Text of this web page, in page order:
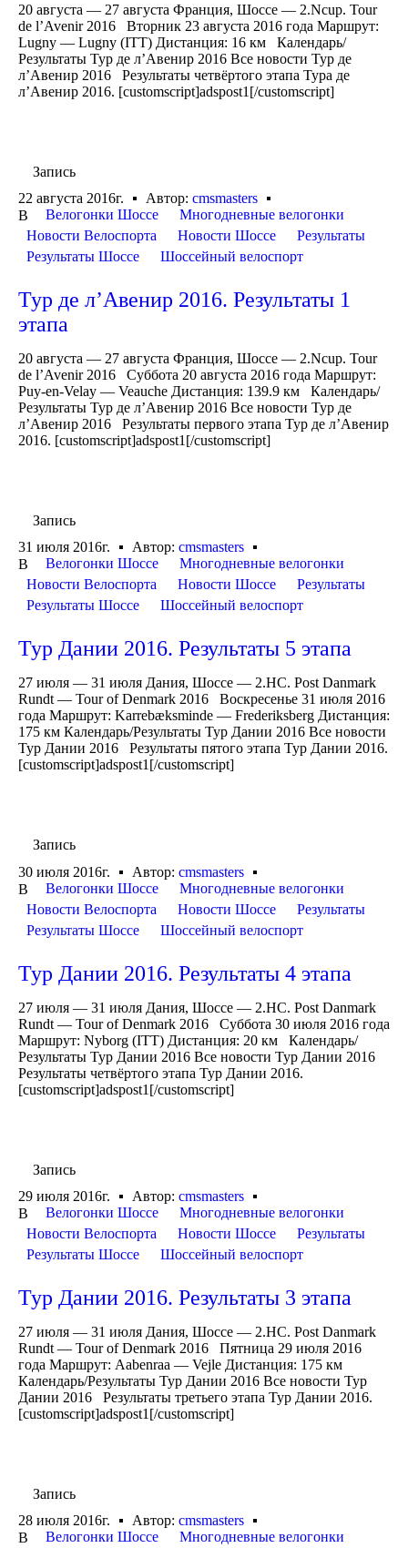
20 августа — 27 августа Франция, Шоссе — 2.Ncup. Tour
de l’Avenir 2016 Вторник 23 августа 2016 года Маршрут:
Lugny — Lugny (ITT) Дистанция: 16 км Календарь/
Результаты Тур де л’Авенир 2016 Все новости Тур де
л’Авенир 2016 Результаты четвёртого этапа Тура де
л’Авенир 2016. [customscript]adspost1[/customscript]
Запись
22 августа 2016г.
Автор: cmsmasters
В
Велогонки Шоссе
Многодневные велогонки
Новости Велоспорта
Новости Шоссе
Результаты
Результаты Шоссе
Шоссейный велоспорт
Тур де л’Авенир 2016. Результаты 1
этапа
20 августа — 27 августа Франция, Шоссе — 2.Ncup. Tour
de l’Avenir 2016 Суббота 20 августа 2016 года Маршрут:
Puy-en-Velay — Veauche Дистанция: 139.9 км Календарь/
Результаты Тур де л’Авенир 2016 Все новости Тур де
л’Авенир 2016 Результаты первого этапа Тур де л’Авенир
2016. [customscript]adspost1[/customscript]
Запись
31 июля 2016г.
Автор: cmsmasters
В
Велогонки Шоссе
Многодневные велогонки
Новости Велоспорта
Новости Шоссе
Результаты
Результаты Шоссе
Шоссейный велоспорт
Тур Дании 2016. Результаты 5 этапа
27 июля — 31 июля Дания, Шоссе — 2.HC. Post Danmark
Rundt — Tour of Denmark 2016 Воскресенье 31 июля 2016
года Маршрут: Karrebæksminde — Frederiksberg Дистанция:
175 км Календарь/Результаты Тур Дании 2016 Все новости
Тур Дании 2016 Результаты пятого этапа Тур Дании 2016.
[customscript]adspost1[/customscript]
Запись
30 июля 2016г.
Автор: cmsmasters
В
Велогонки Шоссе
Многодневные велогонки
Новости Велоспорта
Новости Шоссе
Результаты
Результаты Шоссе
Шоссейный велоспорт
Тур Дании 2016. Результаты 4 этапа
27 июля — 31 июля Дания, Шоссе — 2.HC. Post Danmark
Rundt — Tour of Denmark 2016 Суббота 30 июля 2016 года
Маршрут: Nyborg (ITT) Дистанция: 20 км Календарь/
Результаты Тур Дании 2016 Все новости Тур Дании 2016
Результаты четвёртого этапа Тур Дании 2016.
[customscript]adspost1[/customscript]
Запись
29 июля 2016г.
Автор: cmsmasters
В
Велогонки Шоссе
Многодневные велогонки
Новости Велоспорта
Новости Шоссе
Результаты
Результаты Шоссе
Шоссейный велоспорт
Тур Дании 2016. Результаты 3 этапа
27 июля — 31 июля Дания, Шоссе — 2.HC. Post Danmark
Rundt — Tour of Denmark 2016 Пятница 29 июля 2016
года Маршрут: Aabenraa — Vejle Дистанция: 175 км
Календарь/Результаты Тур Дании 2016 Все новости Тур
Дании 2016 Результаты третьего этапа Тур Дании 2016.
[customscript]adspost1[/customscript]
Запись
28 июля 2016г.
Автор: cmsmasters
В
Велогонки Шоссе Многодневные велогонки